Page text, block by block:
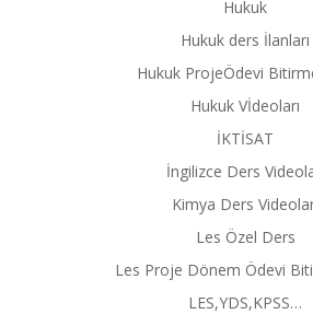
Hukuk
Hukuk ders İlanları
Hukuk ProjeÖdevi
Hukuk Vİdeoları
İKTİSAT
İngilizce Ders
Kimya Ders
Les Özel Ders
Les Proje Dönem Ödevi
LES,YDS,KPSS…